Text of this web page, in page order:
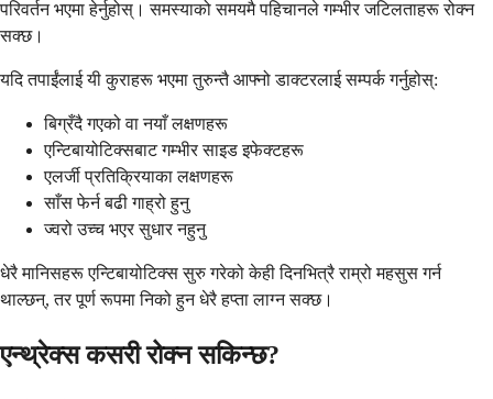
परिवर्तन भएमा हेर्नुहोस्। समस्याको समयमै पहिचानले गम्भीर जटिलताहरू रोक्न
सक्छ।
यदि तपाईंलाई यी कुराहरू भएमा तुरुन्तै आफ्नो डाक्टरलाई सम्पर्क गर्नुहोस्:
बिग्रँदै गएको वा नयाँ लक्षणहरू
एन्टिबायोटिक्सबाट गम्भीर साइड इफेक्टहरू
एलर्जी प्रतिक्रियाका लक्षणहरू
साँस फेर्न बढी गाह्रो हुनु
ज्वरो उच्च भएर सुधार नहुनु
धेरै मानिसहरू एन्टिबायोटिक्स सुरु गरेको केही दिनभित्रै राम्रो महसुस गर्न
थाल्छन्, तर पूर्ण रूपमा निको हुन धेरै हप्ता लाग्न सक्छ।
एन्थ्रेक्स कसरी रोक्न सकिन्छ?